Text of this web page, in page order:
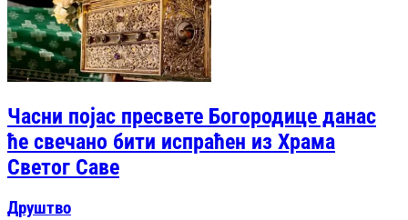
Часни појас пресвете Богородице данас
ће свечано бити испраћен из Храма
Светог Саве
Друштво